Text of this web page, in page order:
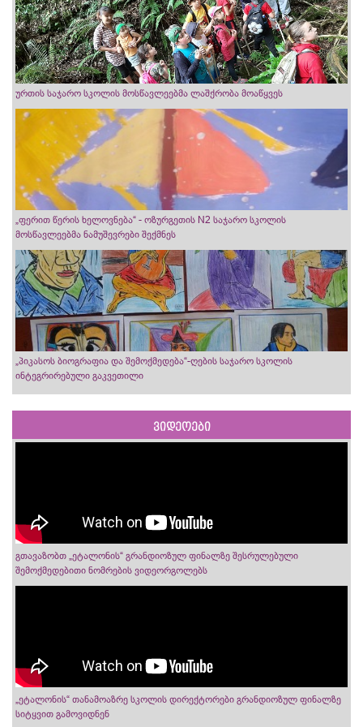
ურთის საჯარო სკოლის მოსწავლეებმა ლაშქრობა მოაწყვეს
„ფერით წერის ხელოვნება“ - ოზურგეთის N2 საჯარო სკოლის
მოსწავლეებმა ნამუშევრები შექმნეს
„პიკასოს ბიოგრაფია და შემოქმედება“-ღების საჯარო სკოლის
ინტეგრირებული გაკვეთილი
ვიდეოები
გთავაზობთ „ეტალონის“ გრანდიოზულ ფინალზე შესრულებული
შემოქმედებითი ნომრების ვიდეორგოლებს
„ეტალონის“ თანამოაზრე სკოლის დირექტორები გრანდიოზულ ფინალზე
სიტყვით გამოვიდნენ